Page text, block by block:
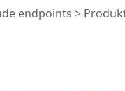
endpoints >